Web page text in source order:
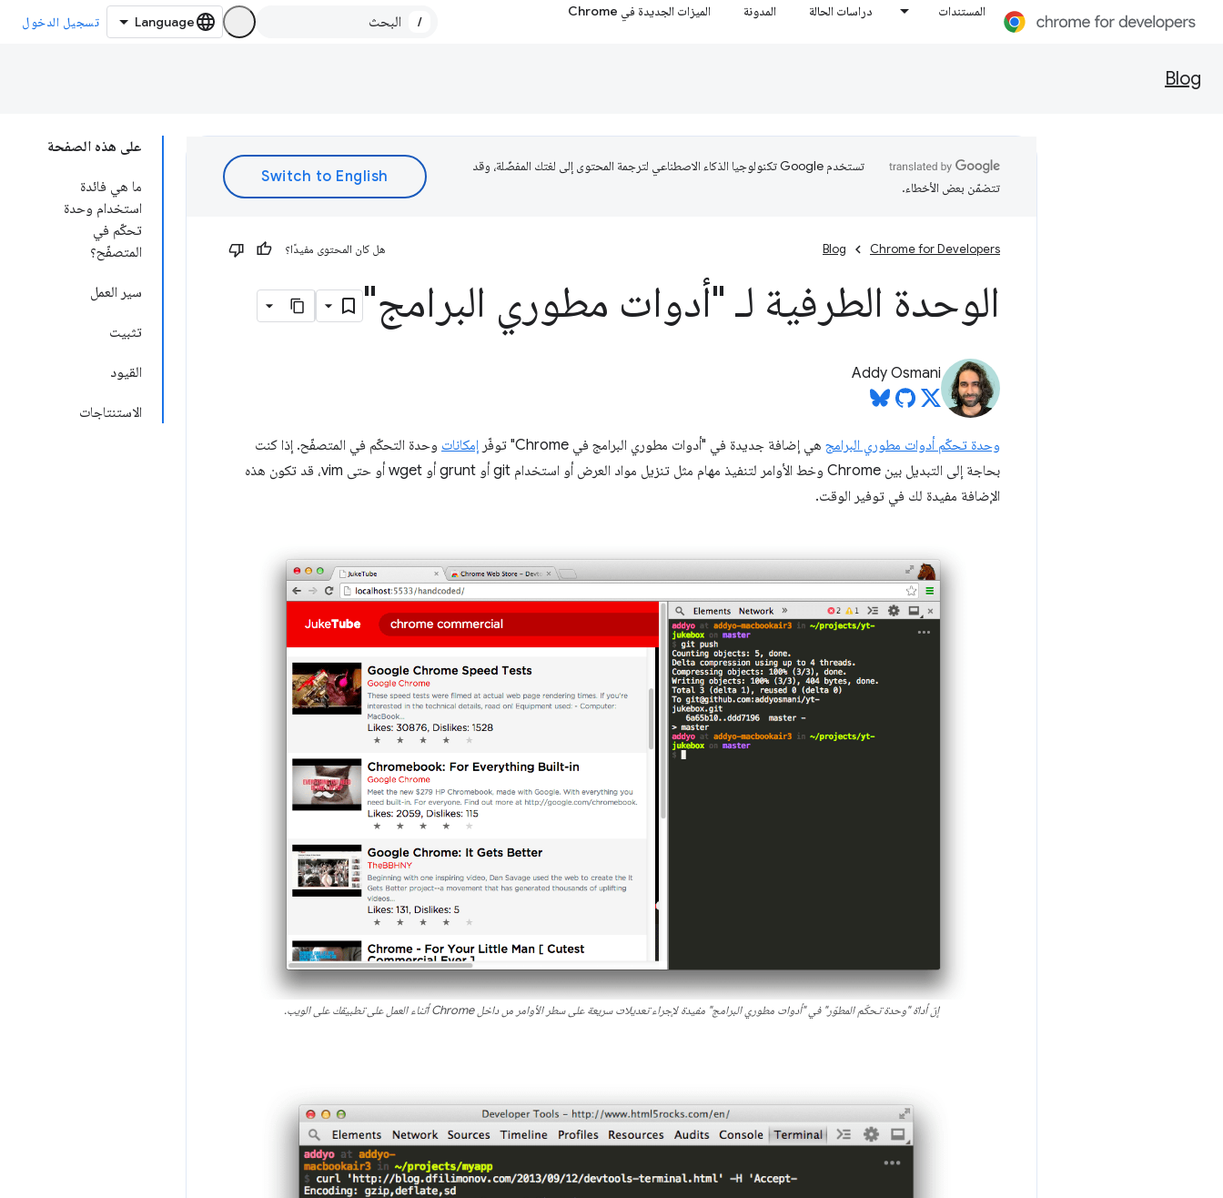
المستندات دراسات الحالة المدونة الميزات الجديدة في Chrome
/ تسجيل الدخول
Blog
على هذه الصفحة
ما هي فائدة
استخدام وحدة
تحكّم في
المتصفّح؟
سير العمل
تثبيت
القيود
الاستنتاجات
تستخدم Google تكنولوجيا الذكاء الاصطناعي لترجمة المحتوى إلى لغتك المفضّلة، وقد
تتضمّن بعض الأخطاء.
Chrome for Developers
Blog هل كان المحتوى مفيدًا؟
الوحدة الطرفية لـ "أدوات مطوري البرامج"
Addy Osmani
وحدة تحكّم أدوات مطوري البرامج هي إضافة جديدة في "أدوات مطوري البرامج في Chrome" توفّر إمكانات وحدة التحكّم في المتصفّح. إذا كنت
بحاجة إلى التبديل بين Chrome وخط الأوامر لتنفيذ مهام مثل تنزيل مواد العرض أو استخدام git أو grunt أو wget أو حتى vim، قد تكون هذه
الإضافة مفيدة لك في توفير الوقت.
إنّ أداة "وحدة تحكّم المطوّر" في "أدوات مطوري البرامج" مفيدة لإجراء تعديلات سريعة على سطر الأوامر من داخل Chrome أثناء العمل على تطبيقك على الويب.